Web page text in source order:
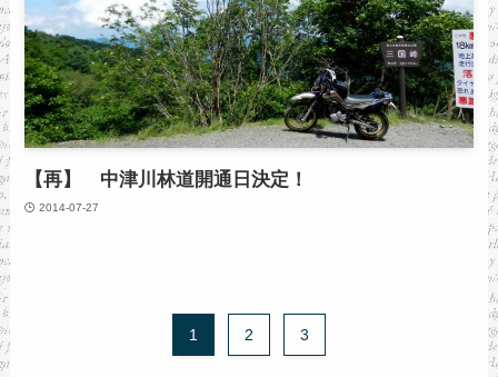
【再】 中津川林道開通日決定！
2014-07-27
1 2 3